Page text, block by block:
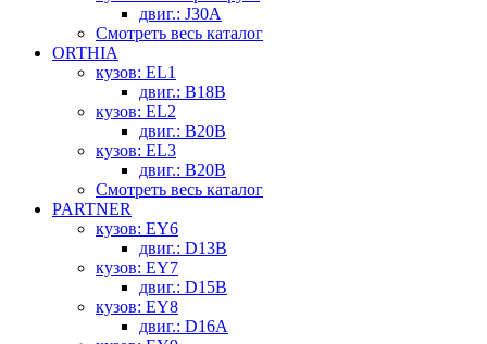
двиг.: J30A
Смотреть весь каталог
ORTHIA
кузов: EL1
двиг.: B18B
кузов: EL2
двиг.: B20B
кузов: EL3
двиг.: B20B
Смотреть весь каталог
PARTNER
кузов: EY6
двиг.: D13B
кузов: EY7
двиг.: D15B
кузов: EY8
двиг.: D16A